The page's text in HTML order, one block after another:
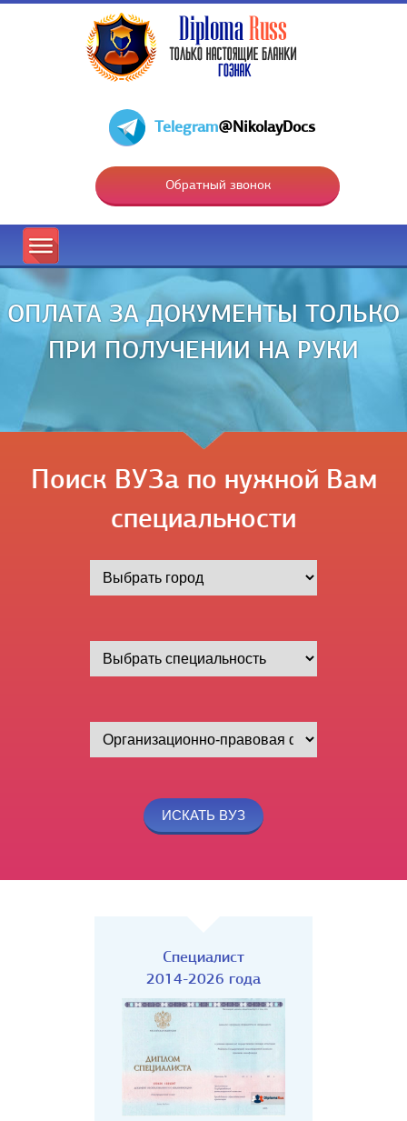
Telegram@NikolayDocs
Обратный звонок
ОПЛАТА ЗА ДОКУМЕНТЫ ТОЛЬКО
ПРИ ПОЛУЧЕНИИ НА РУКИ
Поиск ВУЗа по нужной Вам
специальности
Специалист
2014-2026 года